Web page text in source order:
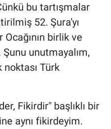
bu tartışmalar
52. Şura'yı
birlik ve
unutmayalım,
noktası Türk
Fikirdir" başlıklı bir
aynı fikirdeyim.